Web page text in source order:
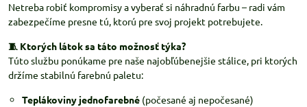
Netreba robiť kompromisy a vyberať si náhradnú farbu – radi vám
zabezpečíme presne tú, ktorú pre svoj projekt potrebujete.
🧵 Ktorých látok sa táto možnosť týka?
Túto službu ponúkame pre naše najobľúbenejšie stálice, pri ktorých
držíme stabilnú farebnú paletu:
Teplákoviny jednofarebné (počesané aj nepočesané)